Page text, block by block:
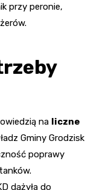
przy peronie,
na liczne
Gminy Grodzisk
poprawy
dążyła do